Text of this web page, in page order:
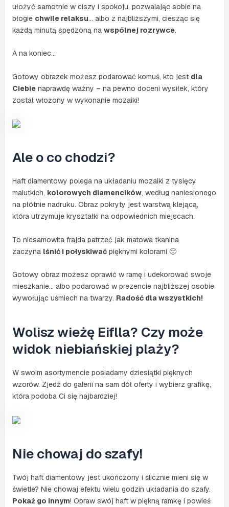
ułożyć samotnie w ciszy i spokoju, pozwalając sobie na
błogie chwile relaksu… albo z najbliższymi, ciesząc się
każdą minutą spędzoną na wspólnej rozrywce.
A na koniec…
Gotowy obrazek możesz podarować komuś, kto jest dla
Ciebie naprawdę ważny – na pewno doceni wysiłek, który
został włożony w wykonanie mozaiki!
Ale o co chodzi?
Haft diamentowy polega na układaniu mozaiki z tysięcy
malutkich, kolorowych diamencików, według naniesionego
na płótnie nadruku. Obraz pokryty jest warstwą klejącą,
która utrzymuje kryształki na odpowiednich miejscach.
To niesamowita frajda patrzeć jak matowa tkanina
zaczyna lśnić i połyskiwaćpięknymi kolorami 🙂
Gotowy obraz możesz oprawić w ramę i udekorować swoje
mieszkanie… albo podarować w prezencie najbliższej osobie
wywołując uśmiech na twarzy. Radość dla wszystkich!
Wolisz wieżę Eiflla? Czy może
widok niebiańskiej plaży?
W swoim asortymencie posiadamy dziesiątki pięknych
wzorów. Zjedź do galerii na sam dół oferty i wybierz grafikę,
która podoba Ci się najbardziej!
Nie chowaj do szafy!
Twój haft diamentowy jest ukończony i ślicznie mieni się w
świetle? Nie chowaj efektu wielu godzin układania do szafy.
Pokaż go innym! Opraw swój haft w piękną ramkę i powieś